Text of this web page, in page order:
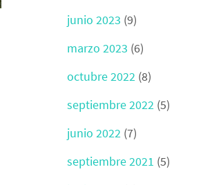
junio 2023 (9)
marzo 2023 (6)
octubre 2022 (8)
septiembre 2022 (5)
junio 2022 (7)
septiembre 2021 (5)